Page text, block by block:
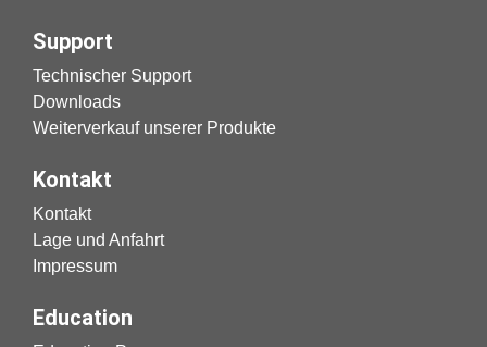
Support
Technischer Support
Downloads
Weiterverkauf unserer Produkte
Kontakt
Kontakt
Lage und Anfahrt
Impressum
Education